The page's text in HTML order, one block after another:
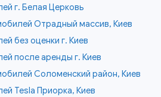
г. Белая Церковь
Отрадный массив, Киев
без оценки г. Киев
после аренды г. Киев
Соломенский район, Киев
Tesla Приорка, Киев